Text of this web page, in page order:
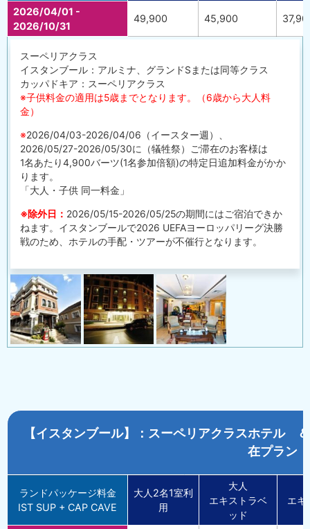
2026/04/01 -
2026/10/31
49,900 45,900
スーペリアクラス
イスタンブール：アルミナ、グランドSまたは同等クラス
カッパドキア：スーペリアクラス
※子供料金の適用は5歳までとなります。（6歳から大人料
金）
※2026/04/03-2026/04/06（イースター週）、
2026/05/27-2026/05/30に（犠牲祭）ご滞在のお客様は
1名あたり4,900バーツ(1名参加倍額)の特定日追加料金がかか
ります。
「大人・子供 同一料金」
※除外日： 2026/05/15-2026/05/25の期間にはご宿泊できか
ねます。イスタンブールで2026 UEFAヨーロッパリーグ決勝
戦のため、ホテルの手配・ツアーが不催行となります。
【イスタンブール】：スーペリアクラスホテ
在プラン
ランドパッケージ料金
IST SUP + CAP CAVE
大人2名1室利
用
大人
エキストラベ
ッド
エキ